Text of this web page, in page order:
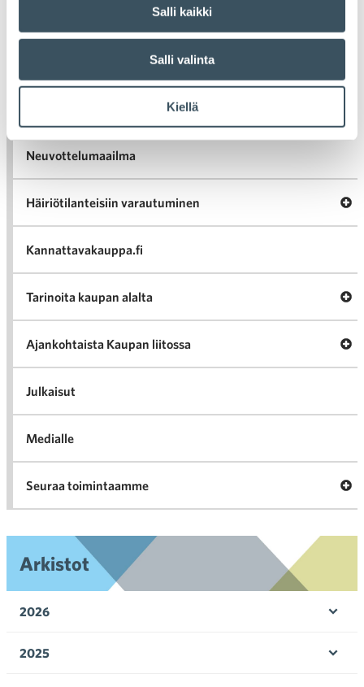
Salli kaikki
Salli valinta
Kiellä
Neuvottelumaailma
Häiriötilanteisiin varautuminen
Kannattavakauppa.fi
Tarinoita kaupan alalta
Ajankohtaista Kaupan liitossa
Julkaisut
Medialle
Seuraa toimintaamme
Arkistot
2026
2025